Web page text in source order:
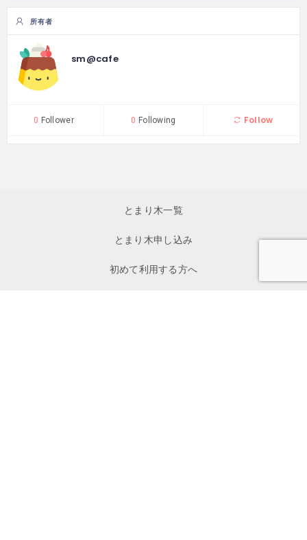
所有者
sm@cafe
0 Follower 0 Following Follow
とまり木一覧
とまり木申し込み
初めて利用する方へ